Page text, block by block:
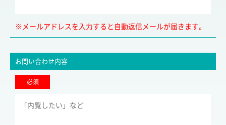
※メールアドレスを入力すると自動返信メールが届きます。
お問い合わせ内容
必須